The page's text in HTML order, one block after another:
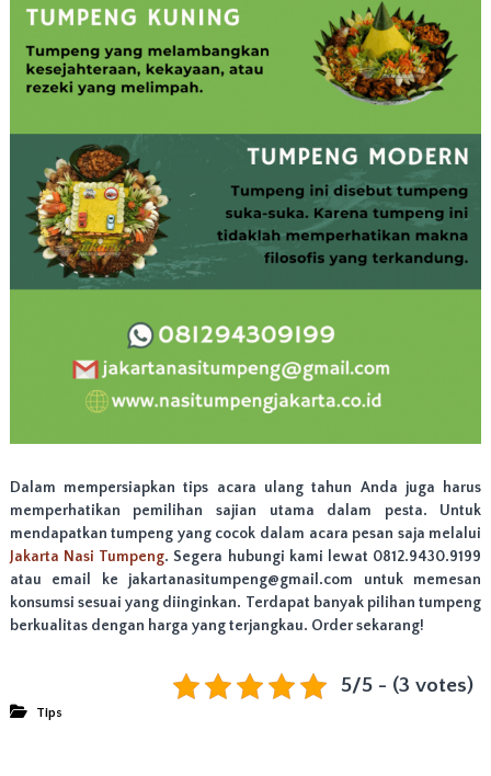
Dalam mempersiapkan tips acara ulang tahun Anda juga harus
memperhatikan pemilihan sajian utama dalam pesta. Untuk
mendapatkan tumpeng yang cocok dalam acara pesan saja melalui
Jakarta Nasi Tumpeng. Segera hubungi kami lewat 0812.9430.9199
atau email ke jakartanasitumpeng@gmail.com untuk memesan
konsumsi sesuai yang diinginkan. Terdapat banyak pilihan tumpeng
berkualitas dengan harga yang terjangkau. Order sekarang!
5/5 - (3 votes)
Tips